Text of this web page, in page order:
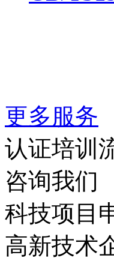
更多服务
认证培训
咨询我们
科技项目
高新技术